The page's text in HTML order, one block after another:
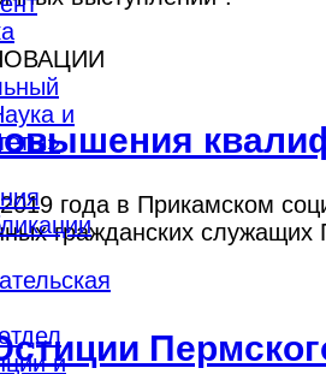
и
и
года в Прикамском
гражданских